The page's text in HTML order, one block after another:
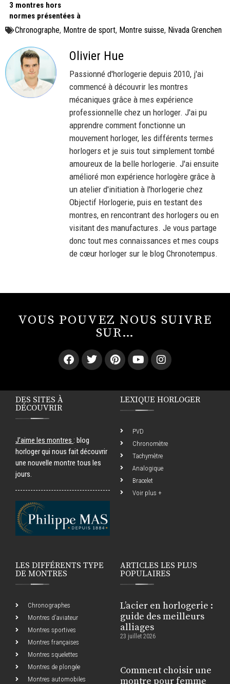
3 montres hors
normes présentées à
l’occasion de Watches
Chronographe, Montre de sport, Montre suisse, Nivada Grenchen
Olivier Hue
Passionné d'horlogerie depuis 2010, j'ai
commencé à découvrir les montres
mécaniques grâce à mes expérience
professionnelle chez un horloger. J'ai pu
apprendre comment fonctionne un
mouvement horloger, les différents termes
horlogers et je suis tout simplement tombé
amoureux de la belle horlogerie. J'ai ensuite
amélioré mon expérience horlogère grâce à
un atelier d'initiation à l'horlogerie chez
Objectif Horlogerie, puis en testant des
montres, en rencontrant des horlogers ou en
visitant des manufactures. Je vous partage
donc tout mes connaissances et mes coups
de cœur horloger sur le blog Chronotempus.
VOUS POUVEZ NOUS SUIVRE
SUR…
DES SITES À
DÉCOUVRIR
J’aime les montres : blog
horloger qui nous fait découvrir
une nouvelle montre tous les
jours.
LEXIQUE HORLOGER
PVD
Chronomètre
Tachymètre
Analogique
Bracelet
Voir plus +
LES DIFFÉRENTS TYPE
DE MONTRES
Chronographes
Montres d’aviateur
Montres sportives
Montres françaises
Montres squelettes
Montres de plongée
Montres automobiles
ARTICLES LES PLUS
POPULAIRES
L’acier en horlogerie :
guide des meilleurs
alliages
23 juillet 2026
Comment choisir une
montre pour femme